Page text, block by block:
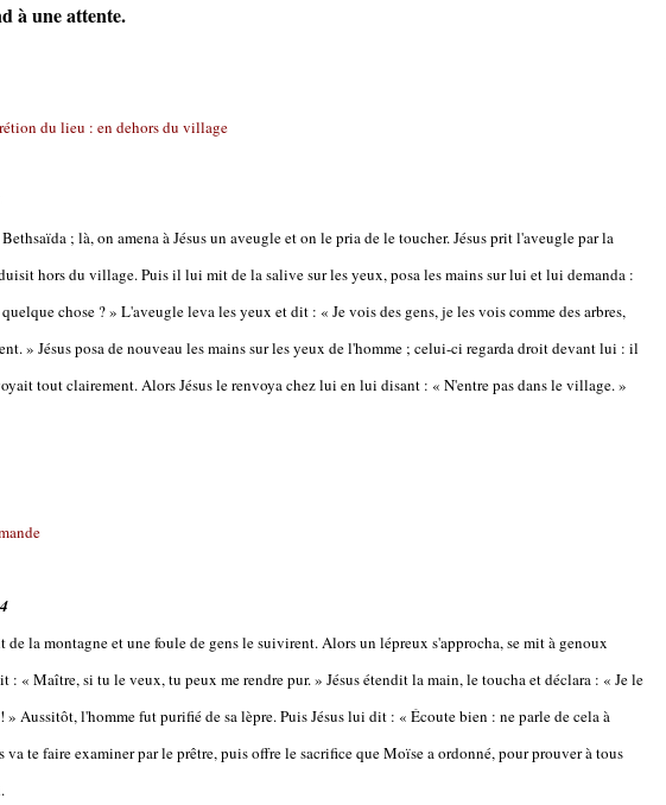
à une attente.
du lieu : en dehors du village
; là, on amena à Jésus un aveugle et on le pria de le toucher. Jésus prit l'aveugle par la
hors du village. Puis il lui mit de la salive sur les yeux, posa les mains sur lui et lui demanda :
chose ? » L'aveugle leva les yeux et dit : « Je vois des gens, je les vois comme des arbres,
» Jésus posa de nouveau les mains sur les yeux de l'homme ; celui-ci regarda droit devant lui : il
tout clairement. Alors Jésus le renvoya chez lui en lui disant : « N'entre pas dans le village. »
de la montagne et une foule de gens le suivirent. Alors un lépreux s'approcha, se mit à genoux
: « Maître, si tu le veux, tu peux me rendre pur. » Jésus étendit la main, le toucha et déclara : « Je le
» Aussitôt, l'homme fut purifié de sa lèpre. Puis Jésus lui dit : « Écoute bien : ne parle de cela à
va te faire examiner par le prêtre, puis offre le sacrifice que Moïse a ordonné, pour prouver à tous